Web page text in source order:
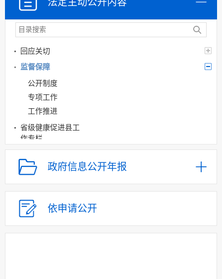
新闻发布
上级政策解读
本级政策解读
回应关切
监督保障
公开制度
专项工作
工作推进
省级健康促进县工
作专栏
扶贫
重大建设项目批准
社会公益事业建设
及重点民生领域
政府信息公开年报
依申请公开